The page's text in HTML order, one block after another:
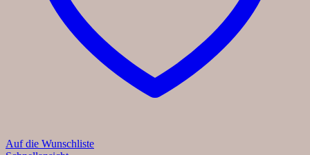
Auf die Wunschliste